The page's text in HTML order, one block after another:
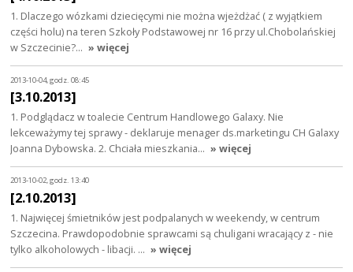
1. Dlaczego wózkami dziecięcymi nie można wjeżdżać ( z wyjątkiem
części holu) na teren Szkoły Podstawowej nr 16 przy ul.Chobolańskiej
w Szczecinie?… » więcej
2013-10-04, godz. 08:45
[3.10.2013]
1. Podglądacz w toalecie Centrum Handlowego Galaxy. Nie
lekceważymy tej sprawy - deklaruje menager ds.marketingu CH Galaxy
Joanna Dybowska. 2. Chciała mieszkania… » więcej
2013-10-02, godz. 13:40
[2.10.2013]
1. Najwięcej śmietników jest podpalanych w weekendy, w centrum
Szczecina. Prawdopodobnie sprawcami są chuligani wracający z - nie
tylko alkoholowych - libacji. … » więcej